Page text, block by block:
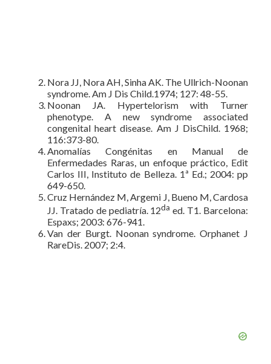
Nora JJ, Nora AH, Sinha AK. The Ullrich-Noonan
syndrome. Am J Dis Child.1974; 127: 48-55.
Noonan JA. Hypertelorism with Turner
phenotype. A new syndrome associated
congenital heart disease. Am J DisChild. 1968;
116:373-80.
Anomalías Congénitas en Manual de
Enfermedades Raras, un enfoque práctico, Edit
Carlos III, Instituto de Belleza. 1ª Ed.; 2004: pp
649-650.
Cruz Hernández M, Argemi J, Bueno M, Cardosa
JJ. Tratado de pediatría. 12da ed. T1. Barcelona:
Espaxs; 2003: 676-941.
Van der Burgt. Noonan syndrome. Orphanet J
RareDis. 2007; 2:4.